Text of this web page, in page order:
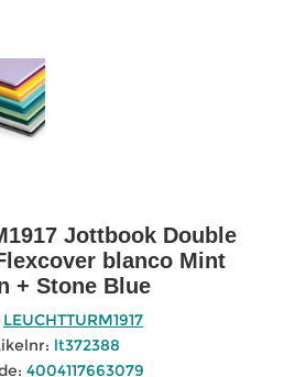
Jottbook Double
blanco Mint
+ Stone Blue
LEUCHTTURM1917
lt372388
4004117663079